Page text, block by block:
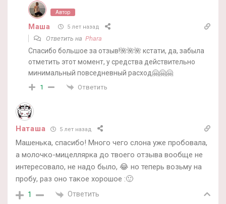
Автор
Маша 5 лет назад
Ответить на Phara
Спасибо большое за отзыв!🌺🌺🌺 кстати, да, забыла
отметить этот момент, у средства действительно
минимальный повседневный расход🤗🤗🤗
1 Ответить
Наташа 5 лет назад
Машенька, спасибо! Много чего слона уже пробовала,
а молочко-мицеллярка до твоего отзыва вообще не
интересовало, не надо было, 😂 но теперь возьму на
пробу, раз оно такое хорошое :🙂
1 Ответить